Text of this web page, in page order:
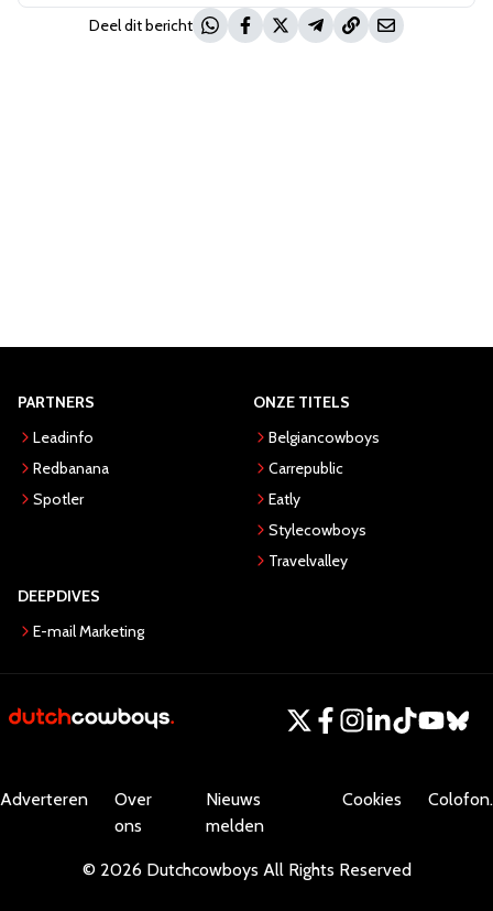
Deel dit bericht
PARTNERS
Leadinfo
Redbanana
Spotler
ONZE TITELS
Belgiancowboys
Carrepublic
Eatly
Stylecowboys
Travelvalley
DEEPDIVES
E-mail Marketing
Adverteren
Over
ons
Nieuws
melden
Cookies Colofon.
© 2026 Dutchcowboys All Rights Reserved